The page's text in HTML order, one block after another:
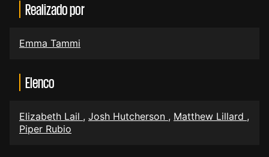
Realizado por
Emma Tammi
Elenco
Elizabeth Lail , Josh Hutcherson , Matthew Lillard ,
Piper Rubio